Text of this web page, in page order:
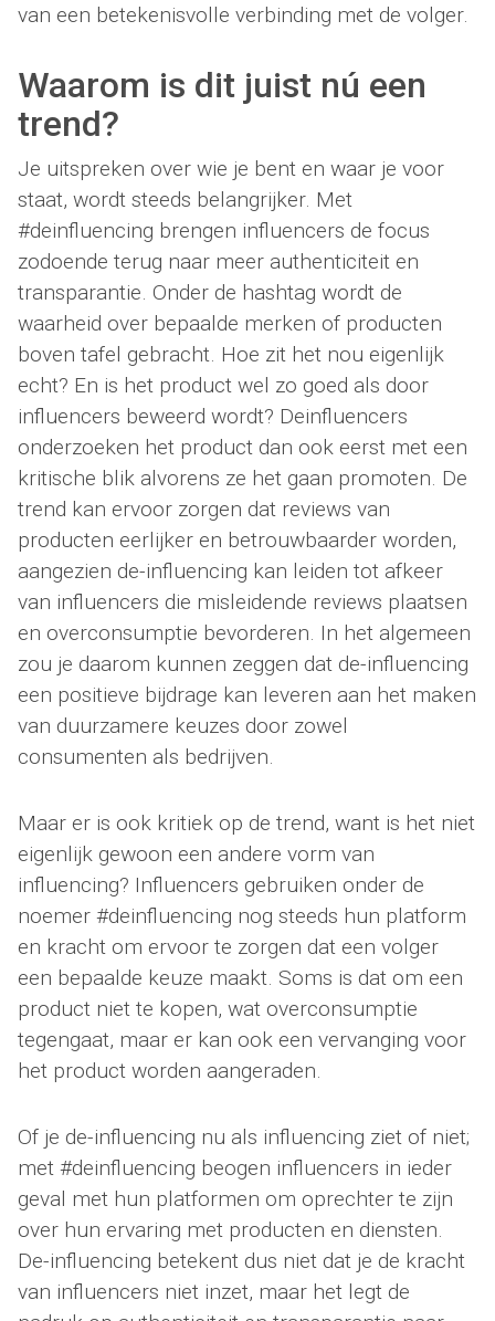
van een betekenisvolle verbinding met de volger.
Waarom is dit juist nú een
trend?
Je uitspreken over wie je bent en waar je voor
staat, wordt steeds belangrijker. Met
#deinfluencing brengen influencers de focus
zodoende terug naar meer authenticiteit en
transparantie. Onder de hashtag wordt de
waarheid over bepaalde merken of producten
boven tafel gebracht. Hoe zit het nou eigenlijk
echt? En is het product wel zo goed als door
influencers beweerd wordt? Deinfluencers
onderzoeken het product dan ook eerst met een
kritische blik alvorens ze het gaan promoten. De
trend kan ervoor zorgen dat reviews van
producten eerlijker en betrouwbaarder worden,
aangezien de-influencing kan leiden tot afkeer
van influencers die misleidende reviews plaatsen
en overconsumptie bevorderen. In het algemeen
zou je daarom kunnen zeggen dat de-influencing
een positieve bijdrage kan leveren aan het maken
van duurzamere keuzes door zowel
consumenten als bedrijven.
Maar er is ook kritiek op de trend, want is het niet
eigenlijk gewoon een andere vorm van
influencing? Influencers gebruiken onder de
noemer #deinfluencing nog steeds hun platform
en kracht om ervoor te zorgen dat een volger
een bepaalde keuze maakt. Soms is dat om een
product niet te kopen, wat overconsumptie
tegengaat, maar er kan ook een vervanging voor
het product worden aangeraden.
Of je de-influencing nu als influencing ziet of niet;
met #deinfluencing beogen influencers in ieder
geval met hun platformen om oprechter te zijn
over hun ervaring met producten en diensten.
De-influencing betekent dus niet dat je de kracht
van influencers niet inzet, maar het legt de